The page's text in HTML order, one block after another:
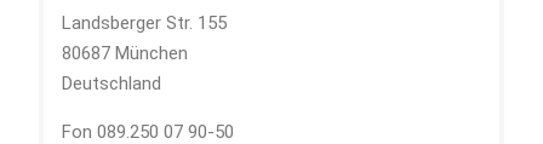
Landsberger Str. 155
80687 München
Deutschland
Fon 089.250 07 90-50